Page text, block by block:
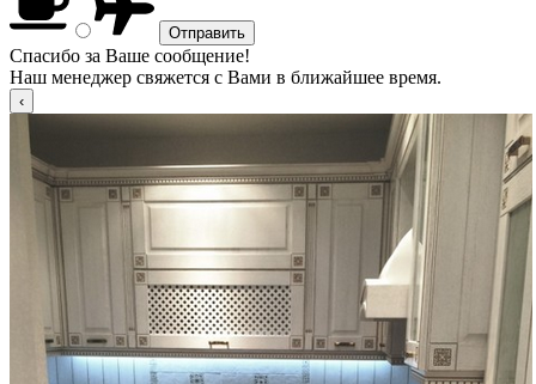
Спасибо за Ваше сообщение!
Наш менеджер свяжется с Вами в ближайшее время.